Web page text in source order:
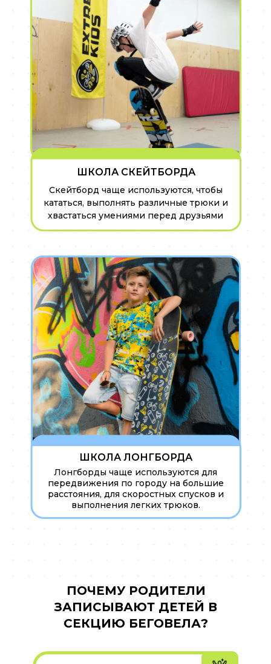
ШКОЛА СКЕЙТБОРДА
ШКОЛА ЛОНГБОРДА
Скейтборд чаще используются, чтобы
кататься, выполнять различные трюки и
хвастаться умениями перед друзьями
Лонгборды чаще используются для
передвижения по городу на большие
расстояния, для скоростных спусков и
выполнения легких трюков.
ПОЧЕМУ РОДИТЕЛИ
ЗАПИСЫВАЮТ ДЕТЕЙ В
СЕКЦИЮ БЕГОВЕЛА?